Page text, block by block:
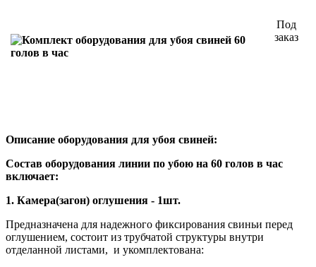
Под
заказ
Описание оборудования для убоя свиней:
Состав оборудования линии по убою на 60 голов в час
включает:
1. Камера(загон) оглушения - 1шт.
Предназначена для надежного фиксирования свиньи перед
оглушением, состоит из трубчатой структуры внутри
отделанной листами, и укомплектована: